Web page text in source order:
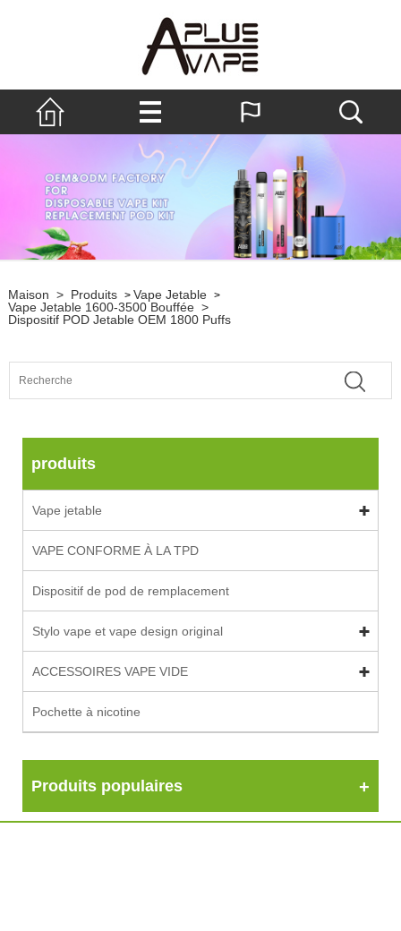
Maison > Produits > Vape Jetable >
Vape Jetable 1600-3500 Bouffée >
Dispositif POD Jetable OEM 1800 Puffs
produits
Vape jetable
VAPE CONFORME À LA TPD
Dispositif de pod de remplacement
Stylo vape et vape design original
ACCESSOIRES VAPE VIDE
Pochette à nicotine
Produits populaires